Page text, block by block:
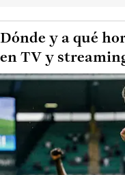
Dónde y a qué
en TV y